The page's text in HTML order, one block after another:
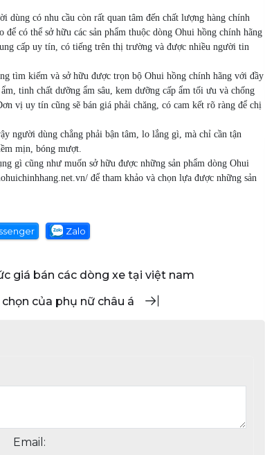
dùng có nhu cầu còn rất quan tâm đến chất lượng hàng chính
có thể sở hữu các sản phẩm thuộc dòng Ohui hồng chính hãng
cấp uy tín, có tiếng trên thị trường và được nhiều người tin
tìm kiếm và sở hữu được trọn bộ Ohui hồng chính hãng với đầy
tinh chất dưỡng ẩm sâu, kem dưỡng cấp ẩm tối ưu và chống
vị uy tín cũng sẽ bán giá phải chăng, có cam kết rõ ràng để chị
người dùng chẳng phải bận tâm, lo lắng gì, mà chỉ cần tận
mịn, bóng mượt.
gì cũng như muốn sở hữu được những sản phẩm dòng Ohui
để tham khảo và chọn lựa được những sản
Zalo
giá bán các dòng xe tại việt nam
của phụ nữ châu á
Email: